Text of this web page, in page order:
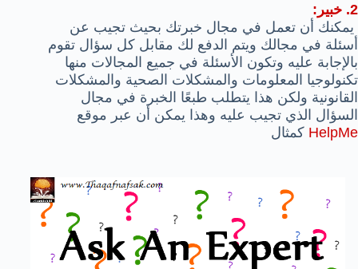
2. خبير:
يمكنك أن تعمل في مجال خبرتك بحيث تجيب عن
أسئلة في مجالك ويتم الدفع لك مقابل كل سؤال تقوم
بالإجابة عليه وتكون الأسئلة في جميع المجالات منها
تكنولوجيا المعلومات والمشكلات الصحية والمشكلات
القانونية ولكن هذا يتطلب طبعًا الخبرة في مجال
السؤال الذي تجيب عليه وهذا يمكن أن عبر موقع
HelpMe كمثال